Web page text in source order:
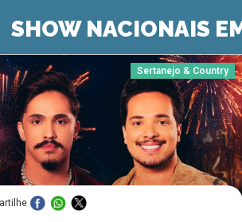
SHOW NACIONAIS
Sertanejo & Country